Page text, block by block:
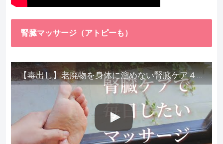
腎臓マッサージ（アトピーも）
【毒出し】老廃物を身体に溜めない腎臓ケア４種をご紹介します。